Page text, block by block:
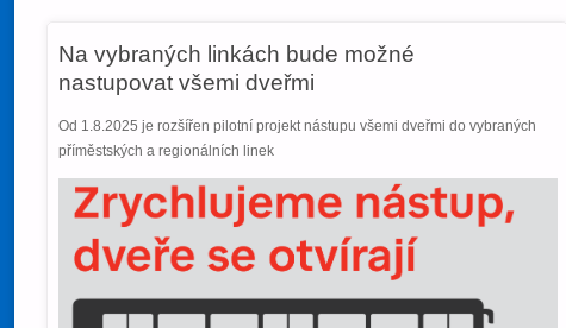
Na vybraných linkách bude možné
nastupovat všemi dveřmi
Od 1.8.2025 je rozšířen pilotní projekt nástupu všemi dveřmi do vybraných
příměstských a regionálních linek